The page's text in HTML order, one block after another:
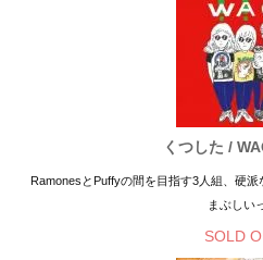
くつした /
RamonesとPuffyの間を目指す3人組、硬
まぶしい
SOLD